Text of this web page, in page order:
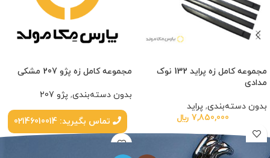
مجموعه کامل زه پراید 132 نوک
مدادی
بدون دسته‌بندی, پراید
7,850,000 ﷼
مجموعه کامل زه پژو 207 مشکی
بدون دسته‌بندی, پژو 207
تماس بگیرید: 02146010014